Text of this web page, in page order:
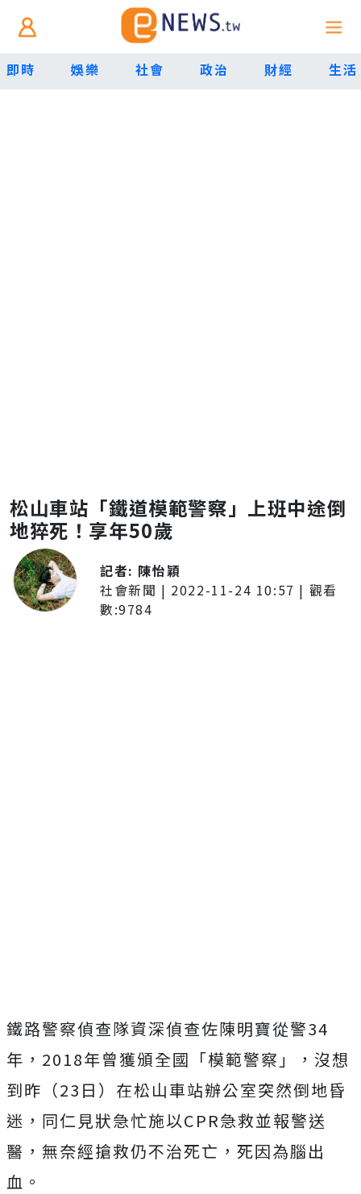
即時 娛樂 社會 政治 財經 生活
松山車站「鐵道模範警察」上班中途倒
地猝死！享年50歲
記者: 陳怡穎
社會新聞 | 2022-11-24 10:57 | 觀看
數:9784
鐵路警察偵查隊資深偵查佐陳明寶從警34
年，2018年曾獲頒全國「模範警察」，沒想
到昨（23日）在松山車站辦公室突然倒地昏
迷，同仁見狀急忙施以CPR急救並報警送
醫，無奈經搶救仍不治死亡，死因為腦出
血。